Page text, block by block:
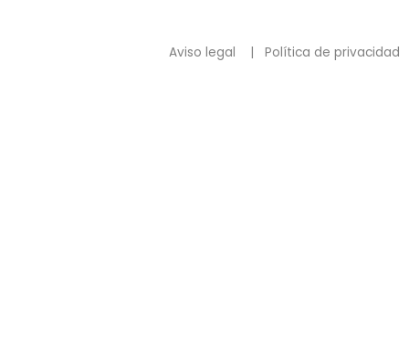
Aviso legal Política de privacidad